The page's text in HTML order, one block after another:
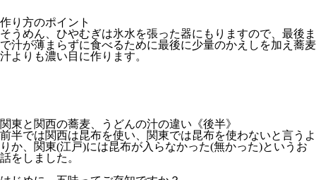
作り方のポイント
そうめん、ひやむぎは氷水を張った器にもりますので、最後ま
で汁が薄まらずに食べるために最後に少量のかえしを加え蕎麦
汁よりも濃い目に作ります。
関東と関西の蕎麦、うどんの汁の違い《後半》
前半では関西は昆布を使い、関東では昆布を使わないと言うよ
りか、関東(江戸)には昆布が入らなかった(無かった)というお
話をしました。